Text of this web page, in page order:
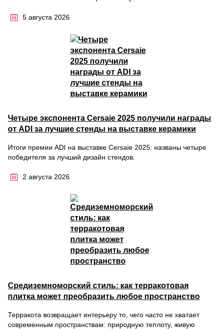
5 августа 2026
Четыре экспонента Cersaie 2025 получили награды
от ADI за лучшие стенды на выставке керамики
Итоги премии ADI на выставке Cersaie 2025: названы четыре
победителя за лучший дизайн стендов.
2 августа 2026
Средиземноморский стиль: как терракотовая
плитка может преобразить любое пространство
Терракота возвращает интерьеру то, чего часто не хватает
современным пространствам: природную теплоту, живую